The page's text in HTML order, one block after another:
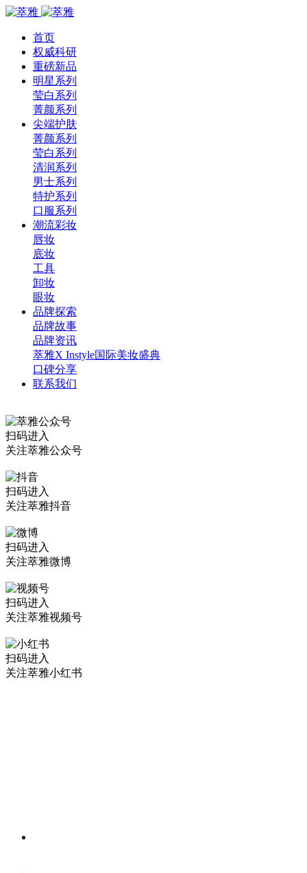
首页
权威科研
重磅新品
明星系列
莹白系列
菁颜系列
尖端护肤
菁颜系列
莹白系列
清润系列
男士系列
特护系列
口服系列
潮流彩妆
唇妆
底妆
工具
卸妆
眼妆
品牌探索
品牌故事
品牌资讯
萃雅X Instyle国际美妆盛典
口碑分享
联系我们
扫码进入
关注萃雅公众号
扫码进入
关注萃雅抖音
扫码进入
关注萃雅微博
扫码进入
关注萃雅视频号
扫码进入
关注萃雅小红书